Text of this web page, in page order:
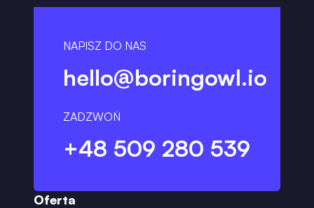
NAPISZ DO NAS
hello@boringowl.io
ZADZWOŃ
+48 509 280 539
Oferta